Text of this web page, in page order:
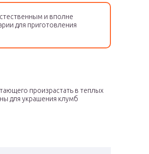
и вполне
для приготовления
произрастать в теплых
для украшения клумб